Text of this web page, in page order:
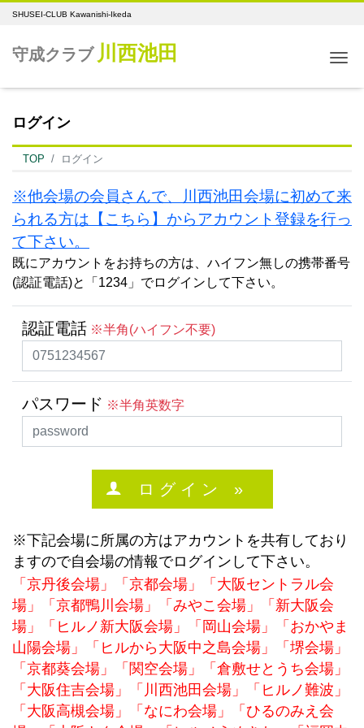
SHUSEI-CLUB Kawanishi-Ikeda
守成クラブ 川西池田
ログイン
TOP ログイン
※他会場の会員さんで、川西池田会場に初めて来
られる方は【こちら】からアカウント登録を行っ
て下さい。
既にアカウントをお持ちの方は、ハイフン無しの携帯番号
(認証電話)と「1234」でログインして下さい。
認証電話 ※半角(ハイフン不要)
パスワード ※半角英数字
ロ グ イ ン »
※下記会場に所属の方はアカウントを共有しており
ますので自会場の情報でログインして下さい。
「京丹後会場」「京都会場」「大阪セントラル会
場」「京都鴨川会場」「みやこ会場」「新大阪会
場」「ヒルノ新大阪会場」「岡山会場」「おかやま
山陽会場」「ヒルから大阪中之島会場」「堺会場」
「京都葵会場」「関空会場」「倉敷せとうち会場」
「大阪住吉会場」「川西池田会場」「ヒルノ難波」
「大阪高槻会場」「なにわ会場」「ひるのみえ会